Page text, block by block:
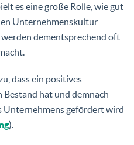
es eine große Rolle, wie gut
Unternehmenskultur
dementsprechend oft
dass ein positives
hat und demnach
Unternehmens gefördert wird
).